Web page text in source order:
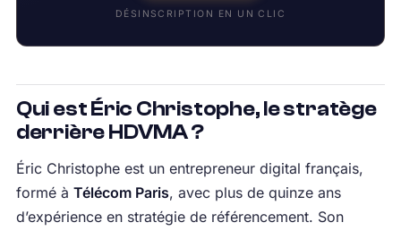
DÉSINSCRIPTION EN UN CLIC
Qui est Éric Christophe, le stratège
derrière HDVMA ?
Éric Christophe est un entrepreneur digital français,
formé à Télécom Paris, avec plus de quinze ans
d’expérience en stratégie de référencement. Son